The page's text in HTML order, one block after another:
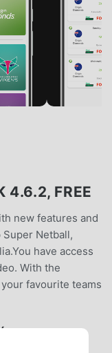
4.6.2, FREE
new features and
Netball,
have access
With the
favourite teams